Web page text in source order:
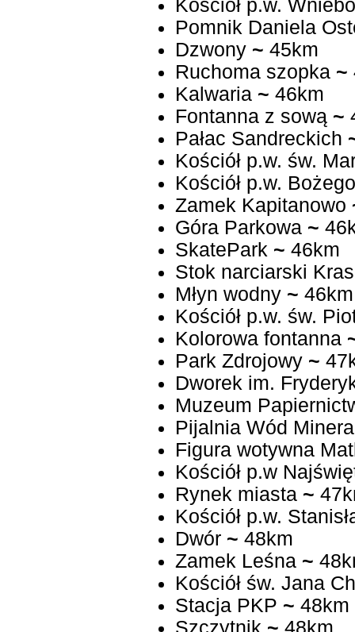
Kościół p.w.
Pomnik Daniela
Dzwony ~ 45km
Ruchoma szopka ~
Kalwaria ~ 46km
Fontanna z sową ~
Pałac Sandreckich
Kościół p.w. św.
Kościół p.w.
Zamek Kapitanowo
Góra Parkowa ~
SkatePark ~ 46km
Stok narciarski
Młyn wodny ~ 46km
Kościół p.w. św.
Kolorowa fontanna
Park Zdrojowy ~
Dworek im.
Muzeum
Pijalnia Wód
Figura wotywna
Kościół p.w
Rynek miasta ~
Kościół p.w.
Dwór ~ 48km
Zamek Leśna ~
Kościół św. Jana
Stacja PKP ~ 48km
Szczytnik ~ 48km